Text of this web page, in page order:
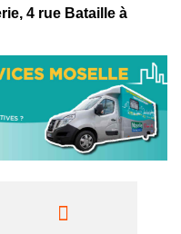
4 rue Bataille à